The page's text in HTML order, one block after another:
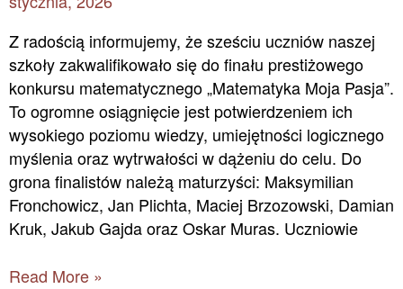
Z radością informujemy, że sześciu uczniów naszej
szkoły zakwalifikowało się do finału prestiżowego
konkursu matematycznego „Matematyka Moja Pasja”.
To ogromne osiągnięcie jest potwierdzeniem ich
wysokiego poziomu wiedzy, umiejętności logicznego
myślenia oraz wytrwałości w dążeniu do celu. Do
grona finalistów należą maturzyści: Maksymilian
Fronchowicz, Jan Plichta, Maciej Brzozowski, Damian
Kruk, Jakub Gajda oraz Oskar Muras. Uczniowie
konkursu
Moja
Pasja”!
Read More »